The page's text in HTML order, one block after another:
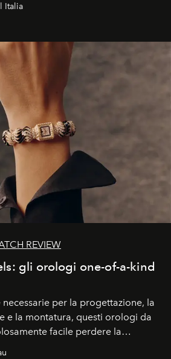
Italia
REVIEW
gli orologi one-of-a-kind
per la progettazione, la
e la montatura, questi orologi da
facile perdere la
Ma con quadranti così